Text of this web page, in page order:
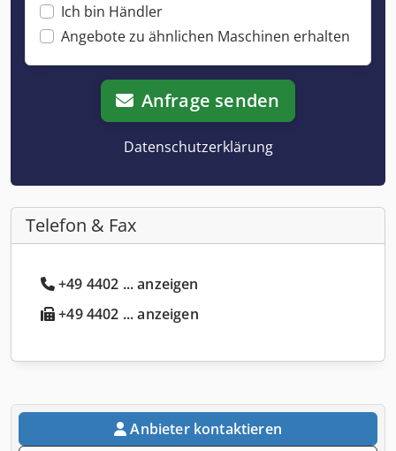
Ich bin Händler
Angebote zu ähnlichen Maschinen erhalten
Anfrage senden
Datenschutzerklärung
Telefon & Fax
+49 4402 ... anzeigen
+49 4402 ... anzeigen
Anbieter kontaktieren